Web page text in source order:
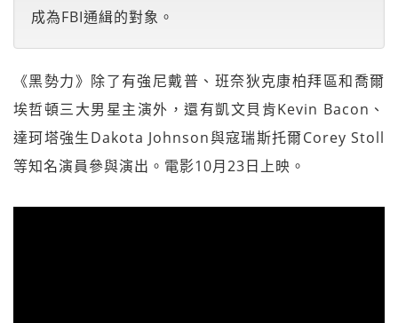
成為FBI通緝的對象。
《黑勢力》除了有強尼戴普、班奈狄克康柏拜區和喬爾
埃哲頓三大男星主演外，還有凱文貝肯Kevin Bacon、
達珂塔強生Dakota Johnson與寇瑞斯托爾Corey Stoll
等知名演員參與演出。電影10月23日上映。